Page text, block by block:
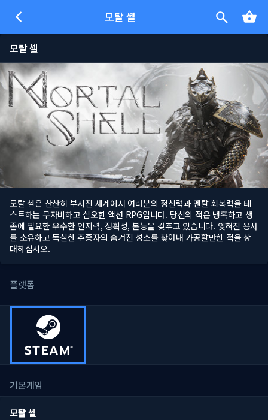
모탈 셸
모탈 셸
모탈 셸은 산산히 부서진 세계에서 여러분의 정신력과 멘탈 회복력을 테
스트하는 무자비하고 심오한 액션 RPG입니다. 당신의 적은 냉혹하고 생
존에 필요한 우수한 인지력, 정확성, 본능을 갖추고 있습니다. 잊혀진 용사
를 소유하고 독실한 추종자의 숨겨진 성소를 찾아내 가공할만한 적을 상
대하십시오.
플랫폼
기본게임
모탈 셸